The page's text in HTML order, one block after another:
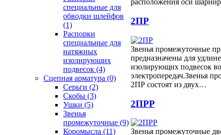
специальные для
обводки шлейфов
(1)
Распорки
специальные для
натяжных
изолирующих
подвесок (4)
Сцепная арматура (0)
Серьги (2)
Скобы (3)
Ушки (5)
Звенья
промежуточные (9)
Коромысла (11)
расположения оси
2ПР
Звенья промежуточные
предназначены для
изолирующих подвесок
электропередач.Звенья
2ПР состоят из двух…
2ПРР
Звенья промежуточные